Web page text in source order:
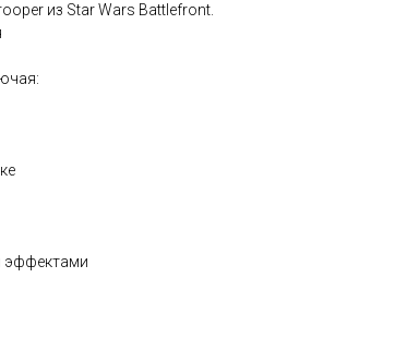
из Star Wars Battlefront.
эффектами